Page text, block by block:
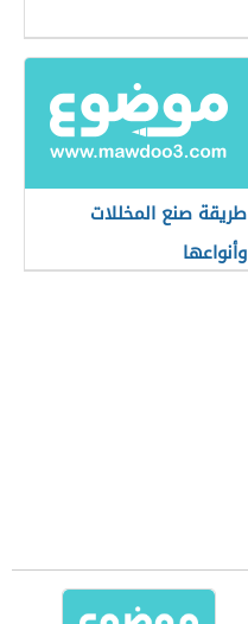
طريقة صنع المخللات
وأنواعها